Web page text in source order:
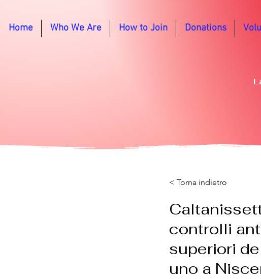
Home Who We Are How to Join Donations
< Torna indietro
controlli
superiori
uno a